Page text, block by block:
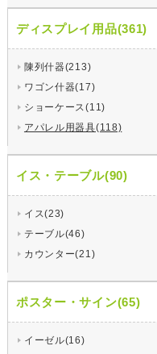
ディスプレイ用品(361)
陳列什器(213)
ワゴン什器(17)
ショーケース(11)
アパレル用器具(118)
イス・テーブル(90)
イス(23)
テーブル(46)
カウンター(21)
ポスター・サイン(65)
イーゼル(16)